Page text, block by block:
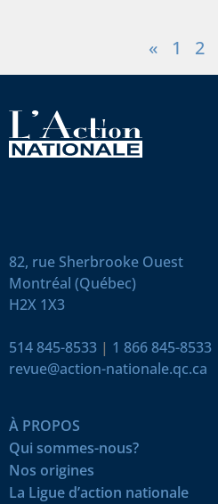
« 1 2
82, rue Sherbrooke Ouest
Montréal (Québec)
H2X 1X3
514 845-8533 | 1 866 845-8533
revue@action-nationale.qc.ca
À PROPOS
Qui sommes-nous?
Nos origines
La Ligue d’action nationale